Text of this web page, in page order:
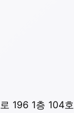
196 1층 104호